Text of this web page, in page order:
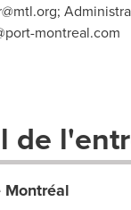
;
montreal.com
de
Montréal